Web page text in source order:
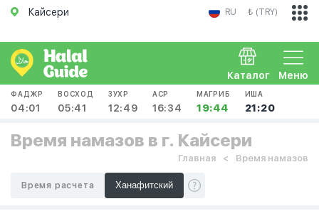
Кайсери RU ₺ (TRY)
Меню
Каталог
ФАДЖР
04:01
ВОСХОД
05:41
ЗУХР
12:49
АСР
16:34
МАГРИБ
19:44
ИША
21:20
Время намазов в г. Кайсери
Главная Время намазов
Время расчета